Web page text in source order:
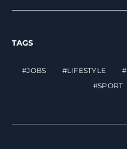
TAGS
JOBS LIFESTYLE
SPORT